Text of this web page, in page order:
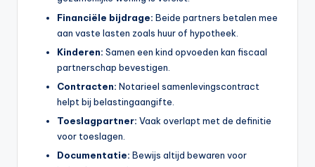
Financiële bijdrage: Beide partners betalen mee
aan vaste lasten zoals huur of hypotheek.
Kinderen: Samen een kind opvoeden kan fiscaal
partnerschap bevestigen.
Contracten: Notarieel samenlevingscontract
helpt bij belastingaangifte.
Toeslagpartner: Vaak overlapt met de definitie
voor toeslagen.
Documentatie: Bewijs altijd bewaren voor